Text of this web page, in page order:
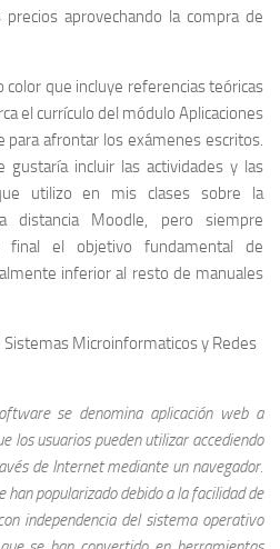
aprovechando la compra de
color que incluye referencias teóricas
el currículo del módulo Aplicaciones
afrontar los exámenes escritos.
gustaría incluir las actividades y las
utilizo en mis clases sobre la
distancia Moodle, pero siempre
final el objetivo fundamental de
inferior al resto de manuales
Sistemas Microinformaticos y Redes
se denomina aplicación web a
los usuarios pueden utilizar accediendo
de Internet mediante un navegador.
han popularizado debido a la facilidad de
independencia del sistema operativo